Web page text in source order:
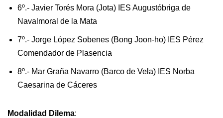
6º.- Javier Torés Mora (Jota) IES Augustóbriga de
Navalmoral de la Mata
7º.- Jorge López Sobenes (Bong Joon-ho) IES Pérez
Comendador de Plasencia
8º.- Mar Graña Navarro (Barco de Vela) IES Norba
Caesarina de Cáceres
Modalidad Dilema: